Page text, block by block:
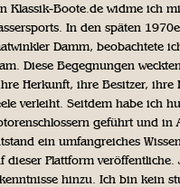
Klassik-Boote.de widme ich
In den späten
Damm, beobachtete
Diese Begegnungen
Herkunft, ihre Besitzer, ihre
verleiht. Seitdem habe ich
geführt und in
ein umfangreiches
dieser Plattform
hinzu. Ich bin kein